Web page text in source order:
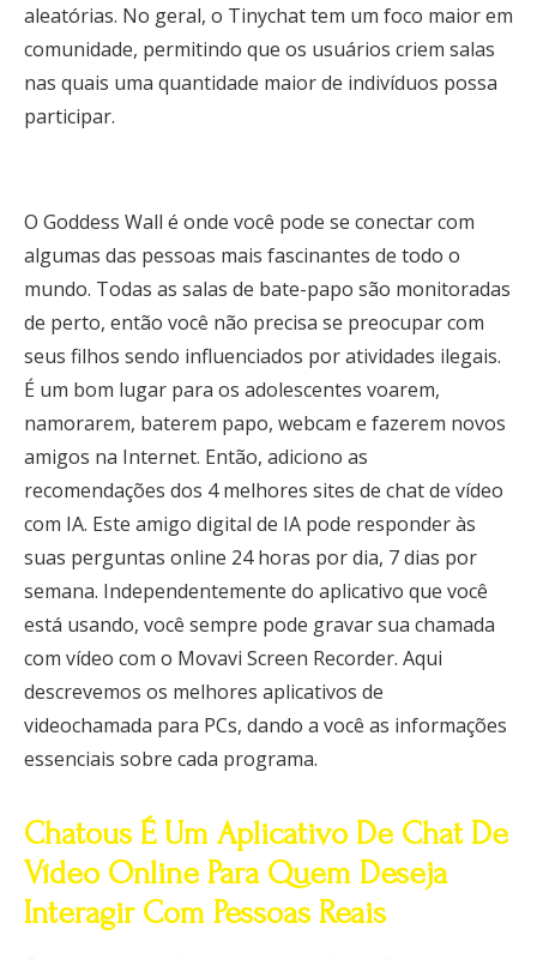
aleatórias. No geral, o Tinychat tem um foco maior em
comunidade, permitindo que os usuários criem salas
nas quais uma quantidade maior de indivíduos possa
participar.
O Goddess Wall é onde você pode se conectar com
algumas das pessoas mais fascinantes de todo o
mundo. Todas as salas de bate-papo são monitoradas
de perto, então você não precisa se preocupar com
seus filhos sendo influenciados por atividades ilegais.
É um bom lugar para os adolescentes voarem,
namorarem, baterem papo, webcam e fazerem novos
amigos na Internet. Então, adiciono as
recomendações dos 4 melhores sites de chat de vídeo
com IA. Este amigo digital de IA pode responder às
suas perguntas online 24 horas por dia, 7 dias por
semana. Independentemente do aplicativo que você
está usando, você sempre pode gravar sua chamada
com vídeo com o Movavi Screen Recorder. Aqui
descrevemos os melhores aplicativos de
videochamada para PCs, dando a você as informações
essenciais sobre cada programa.
Chatous É Um Aplicativo De Chat De
Vídeo Online Para Quem Deseja
Interagir Com Pessoas Reais